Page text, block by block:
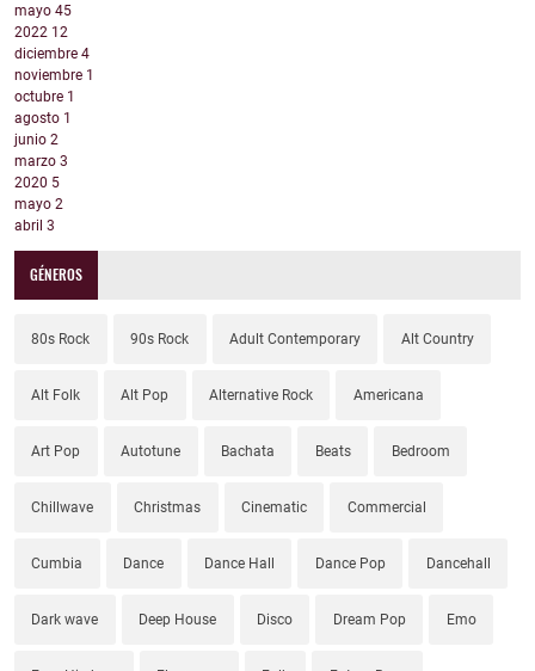
mayo 45
2022 12
diciembre 4
noviembre 1
octubre 1
agosto 1
junio 2
marzo 3
2020 5
mayo 2
abril 3
GÉNEROS
80s Rock 90s Rock Adult Contemporary Alt Country
Alt Folk Alt Pop Alternative Rock Americana
Art Pop Autotune Bachata Beats Bedroom
Chillwave Christmas Cinematic Commercial
Cumbia Dance Dance Hall Dance Pop Dancehall
Dark wave Deep House Disco Dream Pop Emo